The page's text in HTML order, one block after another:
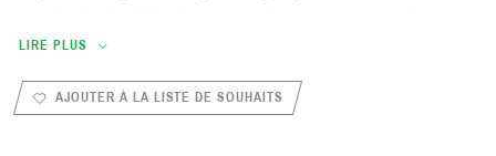
tandis que son
Grâce à sespneus tubeless 12 pouces
LIRE PLUS
AJOUTER À LA LISTE DE SOUHAITS